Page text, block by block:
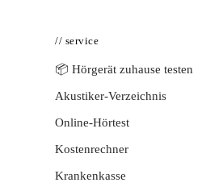
// service
📦 Hörgerät zuhause testen
Akustiker-Verzeichnis
Online-Hörtest
Kostenrechner
Krankenkasse